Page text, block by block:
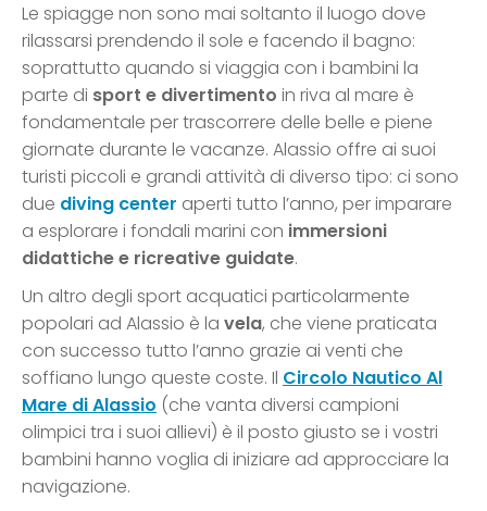
Le spiagge non sono mai soltanto il luogo dove
rilassarsi prendendo il sole e facendo il bagno:
soprattutto quando si viaggia con i bambini la
parte di sport e divertimento in riva al mare è
fondamentale per trascorrere delle belle e piene
giornate durante le vacanze. Alassio offre ai suoi
turisti piccoli e grandi attività di diverso tipo: ci sono
due diving center aperti tutto l’anno, per imparare
a esplorare i fondali marini con immersioni
didattiche e ricreative guidate.
Un altro degli sport acquatici particolarmente
popolari ad Alassio è la vela, che viene praticata
con successo tutto l’anno grazie ai venti che
soffiano lungo queste coste. Il Circolo Nautico Al
Mare di Alassio (che vanta diversi campioni
olimpici tra i suoi allievi) è il posto giusto se i vostri
bambini hanno voglia di iniziare ad approcciare la
navigazione.